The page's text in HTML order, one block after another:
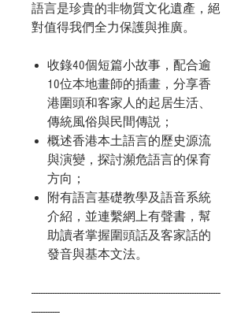
語言是珍貴的非物質文化遺產，絕
對值得我們全力保護與推廣。
收錄40個短篇小故事，配合逾
10位本地畫師的插畫，分享香
港圍頭和客家人的起居生活、
傳統風俗與民間傳説；
概述香港本土語言的歷史源流
與演變，探討瀕危語言的保育
方向；
附有語言基礎教學及語音系統
介紹，並連繫網上有聲書，幫
助讀者掌握圍頭話及客家話的
發音與基本文法。
--------------------------------------------------------------------------------
------------